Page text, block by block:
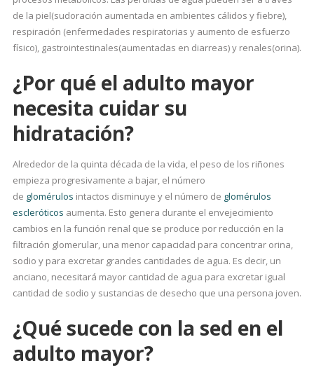
de la piel(sudoración aumentada en ambientes cálidos y fiebre),
respiración (enfermedades respiratorias y aumento de esfuerzo
físico), gastrointestinales(aumentadas en diarreas) y renales(orina).
¿Por qué el adulto mayor
necesita cuidar su
hidratación?
Alrededor de la quinta década de la vida, el peso de los riñones
empieza progresivamente a bajar, el número
de glomérulos intactos disminuye y el número de glomérulos
escleróticos aumenta. Esto genera durante el envejecimiento
cambios en la función renal que se produce por reducción en la
filtración glomerular, una menor capacidad para concentrar orina,
sodio y para excretar grandes cantidades de agua. Es decir, un
anciano, necesitará mayor cantidad de agua para excretar igual
cantidad de sodio y sustancias de desecho que una persona joven.
¿Qué sucede con la sed en el
adulto mayor?